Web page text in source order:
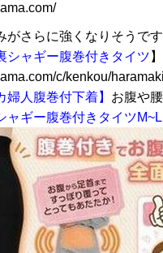
がさらに強くなりそうです
シャギー腹巻付きタイツ
c/kenkou/haramaki
婦人腹巻付下着】 お腹や
ャギー腹巻付きタイツ